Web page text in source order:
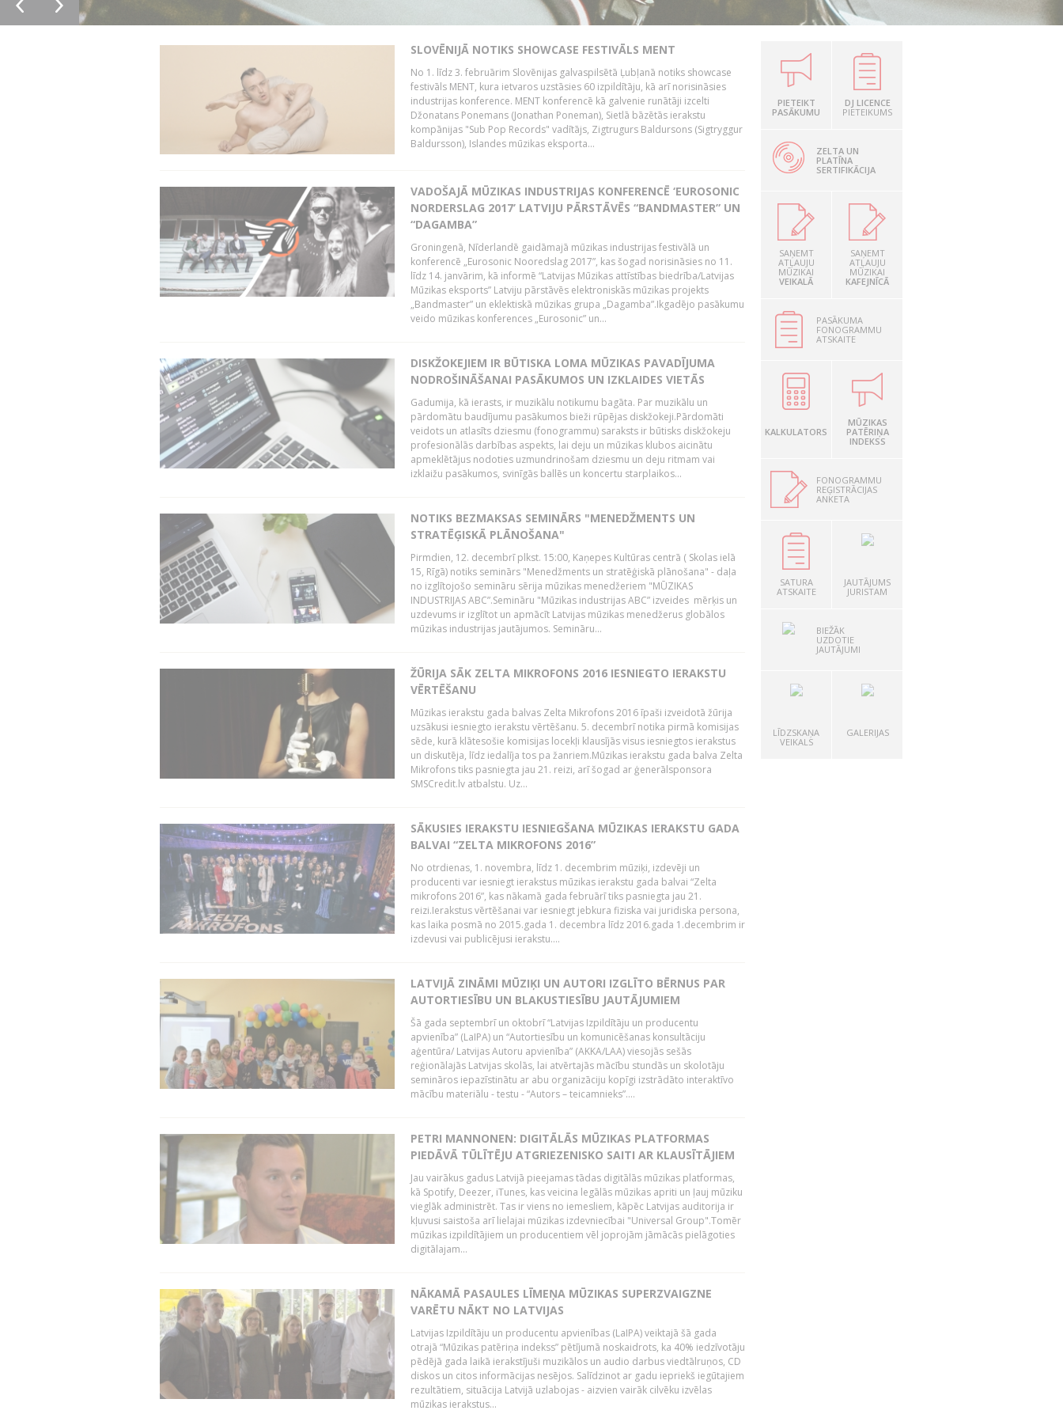
SLOVĒNIJĀ NOTIKS SHOWCASE FESTIVĀLS MENT
No 1. līdz 3. februārim Slovēnijas galvaspilsētā Ļubļanā notiks showcase
festivāls MENT, kura ietvaros uzstāsies 60 izpildītāju, kā arī norisināsies
industrijas konference. MENT konferencē kā galvenie runātāji izcelti
Džonatans Ponemans (Jonathan Poneman), Sietlā bāzētās ierakstu
kompānijas "Sub Pop Records" vadītājs, Zigtrugurs Baldursons (Sigtryggur
Baldursson), Islandes mūzikas eksporta...
VADOŠAJĀ MŪZIKAS INDUSTRIJAS KONFERENCĒ ‘EUROSONIC
NORDERSLAG 2017’ LATVIJU PĀRSTĀVĒS “BANDMASTER” UN
“DAGAMBA”
Groningenā, Nīderlandē gaidāmajā mūzikas industrijas festivālā un
konferencē „Eurosonic Nooredslag 2017”, kas šogad norisināsies no 11.
līdz 14. janvārim, kā informē “Latvijas Mūzikas attīstības biedrība/Latvijas
Mūzikas eksports” Latviju pārstāvēs elektroniskās mūzikas projekts
„Bandmaster” un eklektiskā mūzikas grupa „Dagamba”.Ikgadējo pasākumu
veido mūzikas konferences „Eurosonic” un...
DISKŽOKEJIEM IR BŪTISKA LOMA MŪZIKAS PAVADĪJUMA
NODROŠINĀŠANAI PASĀKUMOS UN IZKLAIDES VIETĀS
Gadumija, kā ierasts, ir muzikālu notikumu bagāta. Par muzikālu un
pārdomātu baudījumu pasākumos bieži rūpējas diskžokeji.Pārdomāti
veidots un atlasīts dziesmu (fonogrammu) saraksts ir būtisks diskžokeju
profesionālās darbības aspekts, lai deju un mūzikas klubos aicinātu
apmeklētājus nodoties uzmundrinošam dziesmu un deju ritmam vai
izklaižu pasākumos, svinīgās ballēs un koncertu starplaikos...
NOTIKS BEZMAKSAS SEMINĀRS "MENEDŽMENTS UN
STRATĒĢISKĀ PLĀNOŠANA"
Pirmdien, 12. decembrī plkst. 15:00, Kaņepes Kultūras centrā ( Skolas ielā
15, Rīgā) notiks seminārs "Menedžments un stratēģiskā plānošana" - daļa
no izglītojošo semināru sērija mūzikas menedžeriem "MŪZIKAS
INDUSTRIJAS ABC”.Semināru "Mūzikas industrijas ABC” izveides mērķis un
uzdevums ir izglītot un apmācīt Latvijas mūzikas menedžerus globālos
mūzikas industrijas jautājumos. Semināru...
ŽŪRIJA SĀK ZELTA MIKROFONS 2016 IESNIEGTO IERAKSTU
VĒRTĒŠANU
Mūzikas ierakstu gada balvas Zelta Mikrofons 2016 īpaši izveidotā žūrija
uzsākusi iesniegto ierakstu vērtēšanu. 5. decembrī notika pirmā komisijas
sēde, kurā klātesošie komisijas locekļi klausījās visus iesniegtos ierakstus
un diskutēja, līdz iedalīja tos pa žanriem.Mūzikas ierakstu gada balva Zelta
Mikrofons tiks pasniegta jau 21. reizi, arī šogad ar ģenerālsponsora
SMSCredit.lv atbalstu. Uz...
SĀKUSIES IERAKSTU IESNIEGŠANA MŪZIKAS IERAKSTU GADA
BALVAI “ZELTA MIKROFONS 2016”
No otrdienas, 1. novembra, līdz 1. decembrim mūziķi, izdevēji un
producenti var iesniegt ierakstus mūzikas ierakstu gada balvai “Zelta
mikrofons 2016”, kas nākamā gada februārī tiks pasniegta jau 21.
reizi.Ierakstus vērtēšanai var iesniegt jebkura fiziska vai juridiska persona,
kas laika posmā no 2015.gada 1. decembra līdz 2016.gada 1.decembrim ir
izdevusi vai publicējusi ierakstu....
LATVIJĀ ZINĀMI MŪZIĶI UN AUTORI IZGLĪTO BĒRNUS PAR
AUTORTIESĪBU UN BLAKUSTIESĪBU JAUTĀJUMIEM
Šā gada septembrī un oktobrī “Latvijas Izpildītāju un producentu
apvienība” (LaIPA) un “Autortiesību un komunicēšanas konsultāciju
aģentūra/ Latvijas Autoru apvienība” (AKKA/LAA) viesojās sešās
reģionālajās Latvijas skolās, lai atvērtajās mācību stundās un skolotāju
semināros iepazīstinātu ar abu organizāciju kopīgi izstrādāto interaktīvo
mācību materiālu - testu - “Autors – teicamnieks”....
PETRI MANNONEN: DIGITĀLĀS MŪZIKAS PLATFORMAS
PIEDĀVĀ TŪLĪTĒJU ATGRIEZENISKO SAITI AR KLAUSĪTĀJIEM
Jau vairākus gadus Latvijā pieejamas tādas digitālās mūzikas platformas,
kā Spotify, Deezer, iTunes, kas veicina legālās mūzikas apriti un ļauj mūziku
vieglāk administrēt. Tas ir viens no iemesliem, kāpēc Latvijas auditorija ir
kļuvusi saistoša arī lielajai mūzikas izdevniecībai "Universal Group".Tomēr
mūzikas izpildītājiem un producentiem vēl joprojām jāmācās pielāgoties
digitālajam...
NĀKAMĀ PASAULES LĪMEŅA MŪZIKAS SUPERZVAIGZNE
VARĒTU NĀKT NO LATVIJAS
Latvijas Izpildītāju un producentu apvienības (LaIPA) veiktajā šā gada
otrajā “Mūzikas patēriņa indekss” pētījumā noskaidrots, ka 40% iedzīvotāju
pēdējā gada laikā ierakstījuši muzikālos un audio darbus viedtālruņos, CD
diskos un citos informācijas nesējos. Salīdzinot ar gadu iepriekš iegūtajiem
rezultātiem, situācija Latvijā uzlabojas - aizvien vairāk cilvēku izvēlas
mūzikas ierakstus...
PIETEIKT
PASĀKUMU
DJ LICENCE
PIETEIKUMS
ZELTA UN
PLATĪNA
SERTIFIKĀCIJA
SAŅEMT
ATĻAUJU
MŪZIKAI
VEIKALĀ
SAŅEMT
ATĻAUJU
MŪZIKAI
KAFEJNĪCĀ
PASĀKUMA
FONOGRAMMU
ATSKAITE
KALKULATORS
MŪZIKAS
PATĒRIŅA
INDEKSS
FONOGRAMMU
REĢISTRĀCIJAS
ANKETA
SATURA
ATSKAITE
JAUTĀJUMS
JURISTAM
BIEŽĀK
UZDOTIE
JAUTĀJUMI
LĪDZSKAŅA
VEIKALS
GALERIJAS